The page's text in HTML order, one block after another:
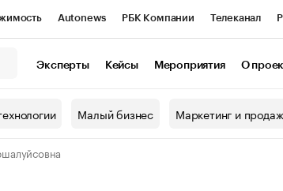
Autonews РБК Компании Телеканал
Эксперты Кейсы Мероприятия О
Малый бизнес Маркетинг и